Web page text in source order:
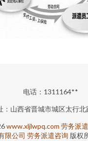
电话：1311164**
：山西省晋城市城区太行
www.xljlwpq.com 劳务派
限公司 劳务派遣咨询 版权